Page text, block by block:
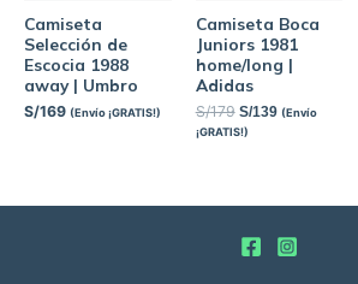
Camiseta
Selección de
Escocia 1988
away | Umbro
S/169 (Envío ¡GRATIS!)
Camiseta Boca
Juniors 1981
home/long |
Adidas
S/179 S/139 (Envío
¡GRATIS!)